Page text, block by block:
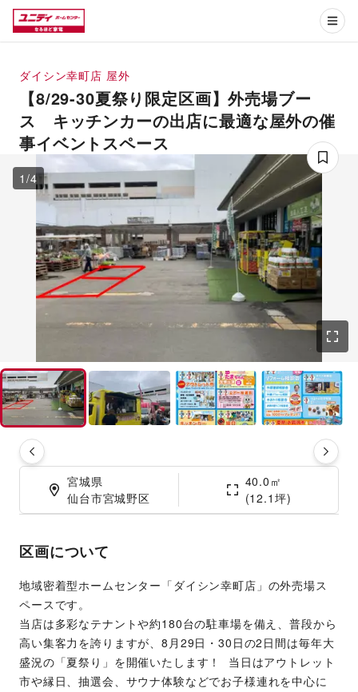
ダイシン幸町店 屋外
【8/29-30夏祭り限定区画】外売場ブー
ス キッチンカーの出店に最適な屋外の催
事イベントスペース
1 /4
宮城県
仙台市宮城野区
40.0㎡
(12.1坪)
区画について
地域密着型ホームセンター「ダイシン幸町店」の外売場ス
ペースです。
当店は多彩なテナントや約180台の駐車場を備え、普段から
高い集客力を誇りますが、8月29日・30日の2日間は毎年大
盛況の「夏祭り」を開催いたします！  当日はアウトレット
市や縁日、抽選会、サウナ体験などでお子様連れを中心に